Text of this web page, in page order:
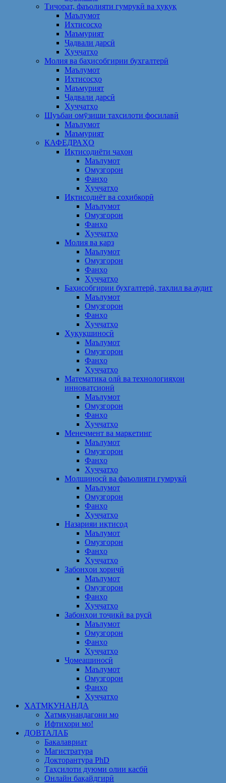
Тиҷорат, фаъолияти гумрукӣ ва ҳуқуқ
Маълумот
Ихтисосҳо
Маъмурият
Ҷадвали дарсӣ
Ҳуҷҷатҳо
Молия ва баҳисобгирии бухгалтерӣ
Маълумот
Ихтисосҳо
Маъмурият
Ҷадвали дарсӣ
Ҳуҷҷатҳо
Шуъбаи омӯзиши таҳсилоти фосилавӣ
Маълумот
Маъмурият
КАФЕДРАҲО
Иқтисодиёти ҷаҳон
Маълумот
Омузгорон
Фанҳо
Ҳуҷҷатҳо
Иқтисодиёт ва соҳибкорӣ
Маълумот
Омузгорон
Фанҳо
Ҳуҷҷатҳо
Молия ва қарз
Маълумот
Омузгорон
Фанҳо
Ҳуҷҷатҳо
Баҳисобгирии бухгалтерӣ, таҳлил ва аудит
Маълумот
Омузгорон
Фанҳо
Ҳуҷҷатҳо
Ҳуқуқшиносӣ
Маълумот
Омузгорон
Фанҳо
Ҳуҷҷатҳо
Математика олӣ ва технологияҳои
инноватсионӣ
Маълумот
Омузгорон
Фанҳо
Ҳуҷҷатҳо
Менеҷмент ва маркетинг
Маълумот
Омузгорон
Фанҳо
Ҳуҷҷатҳо
Молшиносӣ ва фаъолияти гумрукӣ
Маълумот
Омузгорон
Фанҳо
Ҳуҷҷатҳо
Назарияи иқтисод
Маълумот
Омузгорон
Фанҳо
Ҳуҷҷатҳо
Забонҳои хориҷӣ
Маълумот
Омузгорон
Фанҳо
Ҳуҷҷатҳо
Забонҳои тоҷикӣ ва русӣ
Маълумот
Омузгорон
Фанҳо
Ҳуҷҷатҳо
Ҷомеашиносӣ
Маълумот
Омузгорон
Фанҳо
Ҳуҷҷатҳо
ХАТМКУНАНДА
Хатмкунандагони мо
Ифтихори мо!
ДОВТАЛАБ
Бакалавриат
Магистратура
Докторантура PhD
Таҳсилоти дуюми олии касбӣ
Онлайн бақайдгирӣ